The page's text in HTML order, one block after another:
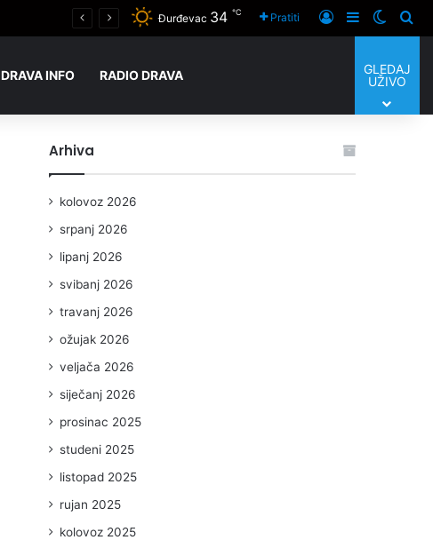
Đurđevac 34 ℃ Pratiti Prijaviti se
Sidebar
DRAVA INFO RADIO DRAVA
GLEDAJ
UŽIVO
Arhiva
kolovoz 2026
srpanj 2026
lipanj 2026
svibanj 2026
travanj 2026
ožujak 2026
veljača 2026
siječanj 2026
prosinac 2025
studeni 2025
listopad 2025
rujan 2025
kolovoz 2025